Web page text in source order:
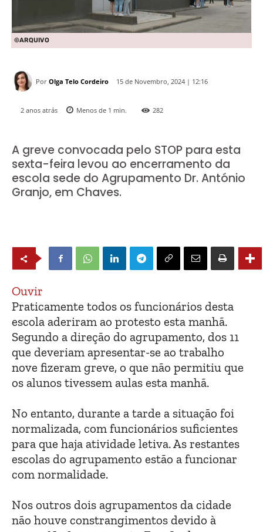
©ARQUIVO
Por Olga Telo Cordeiro 15 de Novembro, 2024 | 12:16
2 anos atrás Menos de 1 min. 282
A greve convocada pelo STOP para esta
sexta-feira levou ao encerramento da
escola sede do Agrupamento Dr. António
Granjo, em Chaves.
Ouvir
Praticamente todos os funcionários desta
escola aderiram ao protesto esta manhã.
Segundo a direção do agrupamento, dos 11
que deveriam apresentar-se ao trabalho
nove fizeram greve, o que não permitiu que
os alunos tivessem aulas esta manhã.
No entanto, durante a tarde a situação foi
normalizada, com funcionários suficientes
para que haja atividade letiva. As restantes
escolas do agrupamento estão a funcionar
com normalidade.
Nos outros dois agrupamentos da cidade
não houve constrangimentos devido à